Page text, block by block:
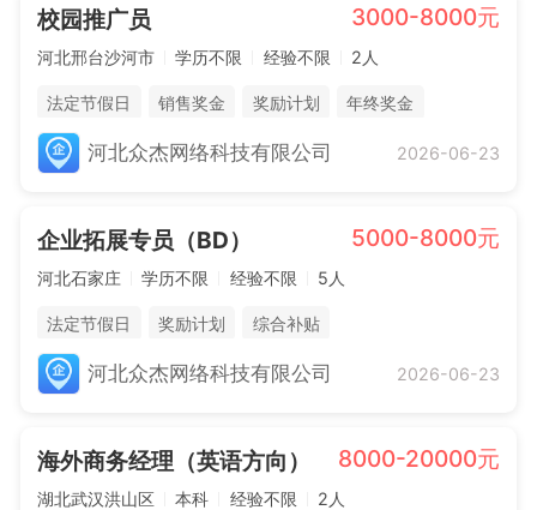
校园推广员 3000-8000元
河北邢台沙河市 学历不限 经验不限 2人
法定节假日 销售奖金 奖励计划
年终奖金
三险一金
河北众杰网络科技有限公司 2026-06-23
企业拓展专员（BD） 5000-8000元
河北石家庄 学历不限 经验不限 5人
法定节假日 奖励计划 综合补贴
河北众杰网络科技有限公司 2026-06-23
海外商务经理（英语方向） 8000-20000元
湖北武汉洪山区 本科 经验不限 2人